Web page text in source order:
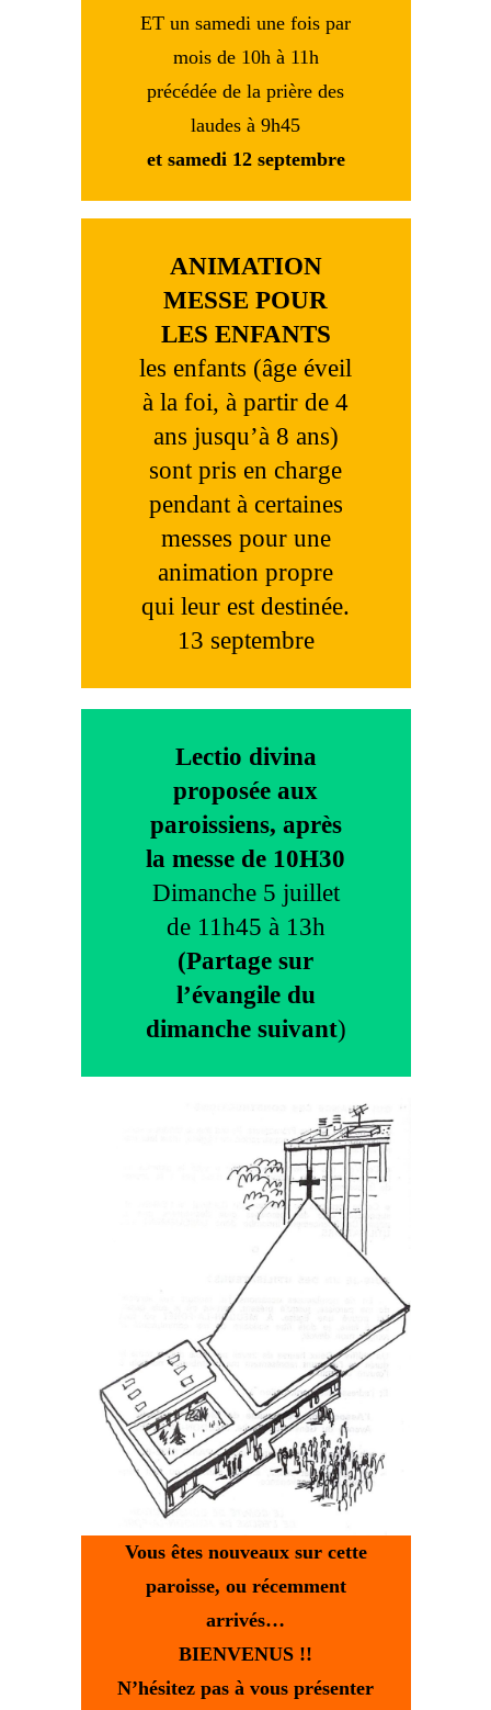
ET un samedi une fois par
mois de 10h à 11h
précédée de la prière des
laudes à 9h45
et samedi 12 septembre
ANIMATION
MESSE POUR
LES ENFANTS
les enfants (âge éveil
à la foi, à partir de 4
ans jusqu’à 8 ans)
sont pris en charge
pendant à certaines
messes pour une
animation propre
qui leur est destinée.
13 septembre
Lectio divina
proposée aux
paroissiens, après
la messe de 10H30
Dimanche 5 juillet
de 11h45 à 13h
(Partage sur
l’évangile du
dimanche suivant)
Vous êtes nouveaux sur cette
paroisse, ou récemment
arrivés…
BIENVENUS !!
N’hésitez pas à vous présenter